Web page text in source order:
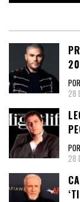
28
28